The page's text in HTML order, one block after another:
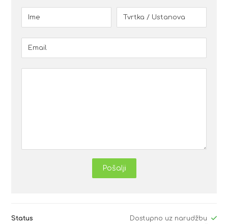
Pošalji
Status
Dostupno uz narudžbu